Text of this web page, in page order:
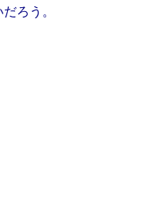
ろう。